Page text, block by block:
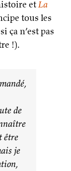
etLa
tous les
ça n’est pas
!).
de
être
je